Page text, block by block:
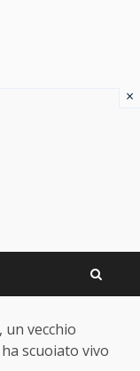
un vecchio
scuoiato vivo
×